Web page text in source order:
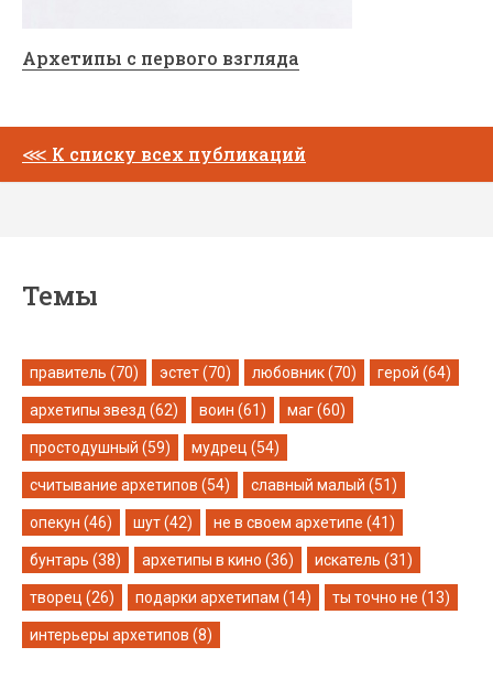
Архетипы с первого взгляда
⋘ К списку всех публикаций
Темы
правитель (70) эстет (70) любовник (70) герой (64)
архетипы звезд (62) воин (61) маг (60)
простодушный (59) мудрец (54)
считывание архетипов (54) славный малый (51)
опекун (46) шут (42) не в своем архетипе (41)
бунтарь (38) архетипы в кино (36) искатель (31)
творец (26) подарки архетипам (14) ты точно не (13)
интерьеры архетипов (8)